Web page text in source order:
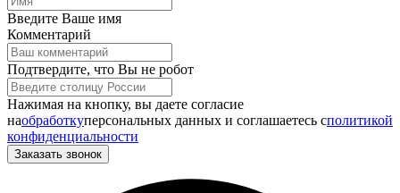
Введите Ваше имя
Комментарий
Подтвердите, что Вы не робот
Нажимая на кнопку, вы даете согласие
наобработкуперсональных данных и соглашаетесь cполитикой
конфиденциальности
Заказать звонок